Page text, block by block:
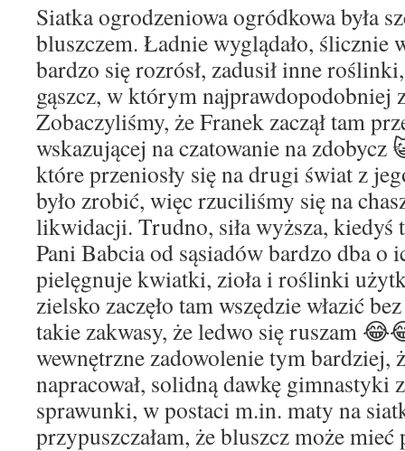
Siatka ogrodzeniowa ogródkowa była
bluszczem. Ładnie wyglądało, ślicznie
bardzo się rozrósł, zadusił inne
gąszcz, w którym najprawdopodobniej
Zobaczyliśmy, że Franek zaczął tam
wskazującej na czatowanie na zdobycz
które przeniosły się na drugi świat z
było zrobić, więc rzuciliśmy się na
likwidacji. Trudno, siła wyższa, kiedyś
Pani Babcia od sąsiadów bardzo dba o
pielęgnuje kwiatki, zioła i roślinki
zielsko zaczęło tam wszędzie włazić
takie zakwasy, że ledwo się ruszam
wewnętrzne zadowolenie tym bardziej,
napracował, solidną dawkę gimnastyki
sprawunki, w postaci m.in. maty na
przypuszczałam, że bluszcz może